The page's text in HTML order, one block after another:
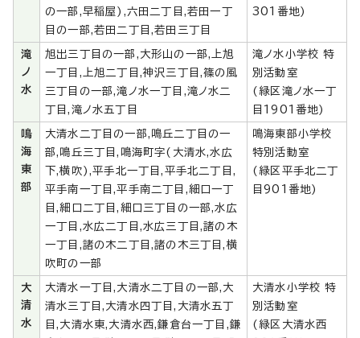
の一部,早稲屋),六田二丁目,若田一丁
目の一部,若田二丁目,若田三丁目
301番地)
滝
ノ
水
旭出三丁目の一部,大形山の一部,上旭
一丁目,上旭二丁目,神沢三丁目,篠の風
三丁目の一部,滝ノ水一丁目,滝ノ水二
丁目,滝ノ水五丁目
滝ノ水小学校 特
別活動室
(緑区滝ノ水一丁
目1901番地)
鳴
海
東
部
大清水二丁目の一部,鳴丘二丁目の一
部,鳴丘三丁目,鳴海町字(大清水,水広
下,横吹),平手北一丁目,平手北二丁目,
平手南一丁目,平手南二丁目,細口一丁
目,細口二丁目,細口三丁目の一部,水広
一丁目,水広二丁目,水広三丁目,諸の木
一丁目,諸の木二丁目,諸の木三丁目,横
吹町の一部
鳴海東部小学校
特別活動室
(緑区平手北二丁
目901番地)
大
清
水
大清水一丁目,大清水二丁目の一部,大
清水三丁目,大清水四丁目,大清水五丁
目,大清水東,大清水西,鎌倉台一丁目,鎌
大清水小学校 特
別活動室
(緑区大清水西